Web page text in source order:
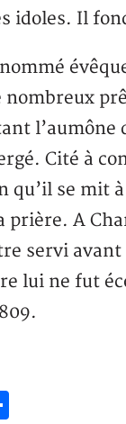
idoles. Il
nombreux
l’aumône
Cité à
qu’il se mit
prière. A
servi
lui ne fut
Partager